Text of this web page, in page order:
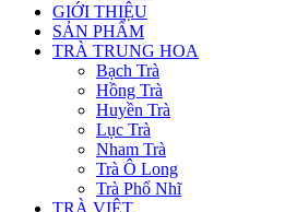
GIỚI THIỆU
SẢN PHẨM
TRÀ TRUNG HOA
Bạch Trà
Hồng Trà
Huyền Trà
Lục Trà
Nham Trà
Trà Ô Long
Trà Phổ Nhĩ
TRÀ VIỆT